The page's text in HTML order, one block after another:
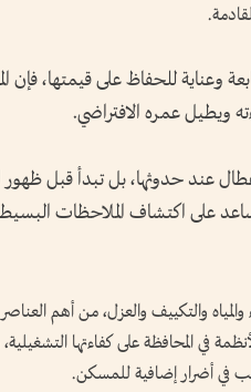
وعناية للحفاظ على قيمتها، فإن
ويطيل عمره الافتراضي.
عند حدوثها، بل تبدأ قبل
تساعد على اكتشاف الملاحظات
والمياه والتكييف والعزل، من أهم
في المحافظة على كفاءتها
في أضرار إضافية للمسكن.